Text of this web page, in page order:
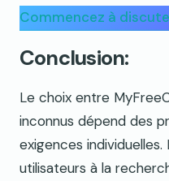
Commencez à
Conclusion:
Le choix entre
inconnus dépend des
exigences
utilisateurs à la